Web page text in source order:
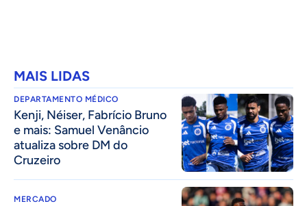
MAIS LIDAS
DEPARTAMENTO MÉDICO
Kenji, Néiser, Fabrício Bruno
e mais: Samuel Venâncio
atualiza sobre DM do
Cruzeiro
MERCADO